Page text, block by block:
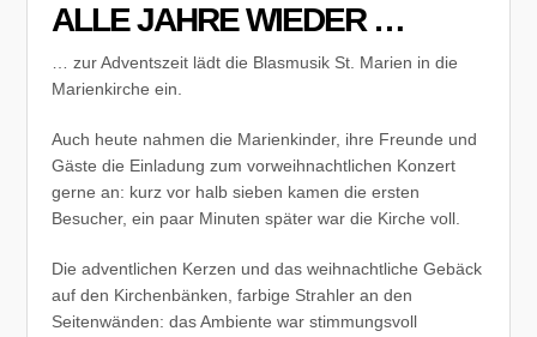
ALLE JAHRE WIEDER …
… zur Adventszeit lädt die Blasmusik St. Marien in die
Marienkirche ein.
Auch heute nahmen die Marienkinder, ihre Freunde und
Gäste die Einladung zum vorweihnachtlichen Konzert
gerne an: kurz vor halb sieben kamen die ersten
Besucher, ein paar Minuten später war die Kirche voll.
Die adventlichen Kerzen und das weihnachtliche Gebäck
auf den Kirchenbänken, farbige Strahler an den
Seitenwänden: das Ambiente war stimmungsvoll